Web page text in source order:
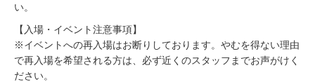
い。
【入場・イベント注意事項】
※イベントへの再入場はお断りしております。やむを得ない理由
で再入場を希望される方は、必ず近くのスタッフまでお声がけく
ださい。